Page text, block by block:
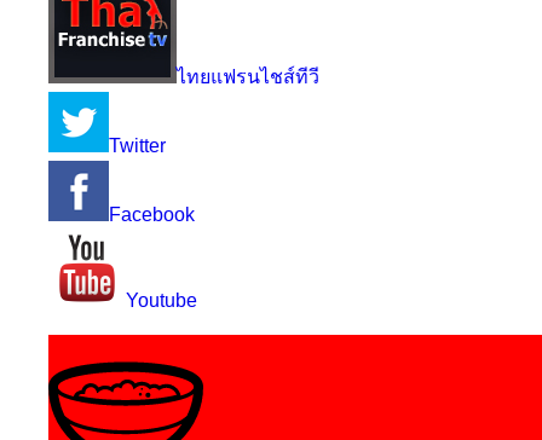
ไทยแฟรนไชส์ทีวี
Twitter
Facebook
Youtube